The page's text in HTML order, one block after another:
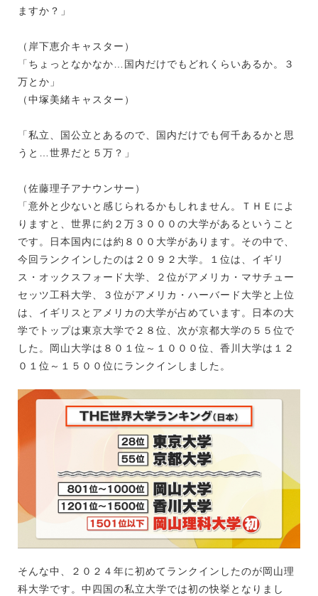
ますか？」
（岸下恵介キャスター）
「ちょっとなかなか…国内だけでもどれくらいあるか。３
万とか」
（中塚美緒キャスター）
「私立、国公立とあるので、国内だけでも何千あるかと思
うと…世界だと５万？」
（佐藤理子アナウンサー）
「意外と少ないと感じられるかもしれません。ＴＨＥによ
りますと、世界に約２万３０００の大学があるということ
です。日本国内には約８００大学があります。その中で、
今回ランクインしたのは２０９２大学。１位は、イギリ
ス・オックスフォード大学、２位がアメリカ・マサチュー
セッツ工科大学、３位がアメリカ・ハーバード大学と上位
は、イギリスとアメリカの大学が占めています。日本の大
学でトップは東京大学で２８位、次が京都大学の５５位で
した。岡山大学は８０１位～１０００位、香川大学は１２
０１位～１５００位にランクインしました。
そんな中、２０２４年に初めてランクインしたのが岡山理
科大学です。中四国の私立大学では初の快挙となりまし